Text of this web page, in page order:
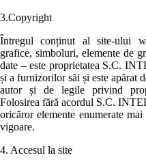
3.Copyright
Întregul conținut al site-ului
grafice, simboluri, elemente de
date – este proprietatea S.C.
și a furnizorilor săi și este apărat
autor și de legile privind
Folosirea fără acordul S.C.
oricăror elemente enumerate
vigoare.
4. Accesul la site